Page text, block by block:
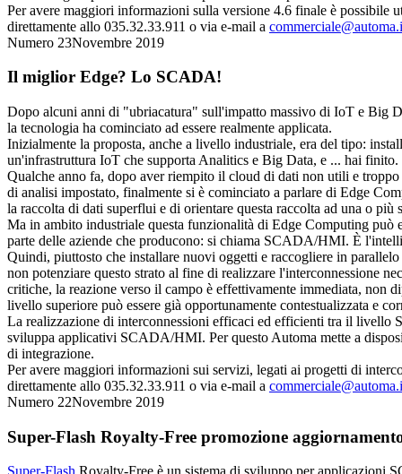
Per avere maggiori informazioni sulla versione 4.6 finale è possibile
direttamente allo 035.32.33.911 o via e-mail a
Numero 23Novembre 2019
Il miglior Edge? Lo SCADA!
Dopo alcuni anni di "ubriacatura" sull'impatto massivo di IoT e Big
la tecnologia ha cominciato ad essere realmente applicata.
Inizialmente la proposta, anche a livello industriale, era del tipo:
un'infrastruttura IoT che supporta Analitics e Big Data, e ... hai
Qualche anno fa, dopo aver riempito il cloud di dati non utili e
di analisi impostato, finalmente si è cominciato a parlare di Edge
la raccolta di dati superflui e di orientare questa raccolta ad una o
Ma in ambito industriale questa funzionalità di Edge Computing può
parte delle aziende che producono: si chiama SCADA/HMI. È
Quindi, piuttosto che installare nuovi oggetti e raccogliere in
non potenziare questo strato al fine di realizzare l'interconnessione
critiche, la reazione verso il campo è effettivamente immediata, non
livello superiore può essere già opportunamente contestualizzata e
La realizzazione di interconnessioni efficaci ed efficienti tra il livello
sviluppa applicativi SCADA/HMI. Per questo Automa mette a
di integrazione.
Per avere maggiori informazioni sui servizi, legati ai progetti di
direttamente allo 035.32.33.911 o via e-mail a
Numero 22Novembre 2019
Super-Flash Royalty-Free promozione